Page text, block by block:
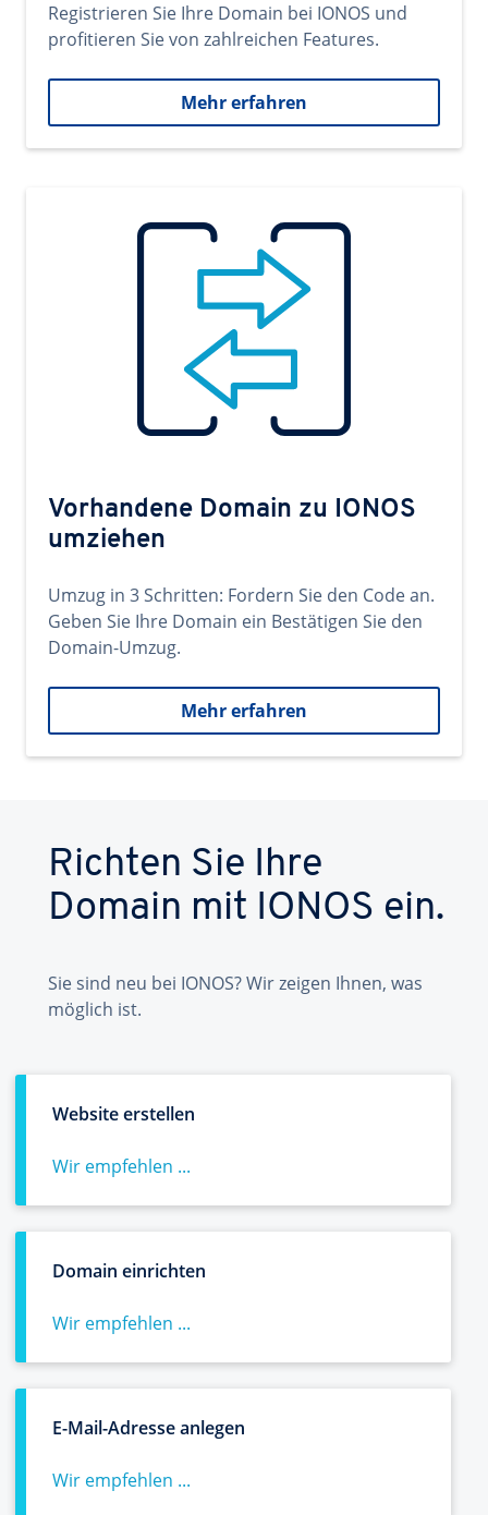
Registrieren Sie Ihre Domain bei IONOS und
profitieren Sie von zahlreichen Features.
Mehr erfahren
Vorhandene Domain zu IONOS
umziehen
Umzug in 3 Schritten: Fordern Sie den Code an.
Geben Sie Ihre Domain ein Bestätigen Sie den
Domain-Umzug.
Mehr erfahren
Richten Sie Ihre
Domain mit IONOS ein.
Sie sind neu bei IONOS? Wir zeigen Ihnen, was
möglich ist.
Website erstellen
Wir empfehlen ...
Domain einrichten
Wir empfehlen ...
E-Mail-Adresse anlegen
Wir empfehlen ...